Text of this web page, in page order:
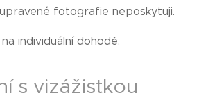
fotografie neposkytuji.
individuální dohodě.
s vizážistkou